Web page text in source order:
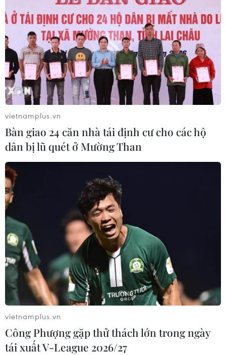
vietnamplus.vn
Bàn giao 24 căn nhà tái định cư cho các hộ
dân bị lũ quét ở Mường Than
vietnamplus.vn
Công Phượng gặp thử thách lớn trong ngày
tái xuất V-League 2026/27